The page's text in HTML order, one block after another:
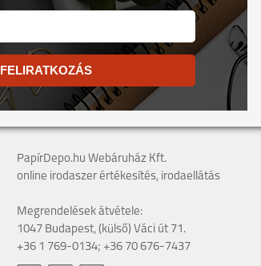
FELIRATKOZÁS
PapírDepo.hu Webáruház Kft.
online irodaszer értékesítés, irodaellátás
Megrendelések átvétele:
1047 Budapest, (külső) Váci út 71.
+36 1 769-0134; +36 70 676-7437